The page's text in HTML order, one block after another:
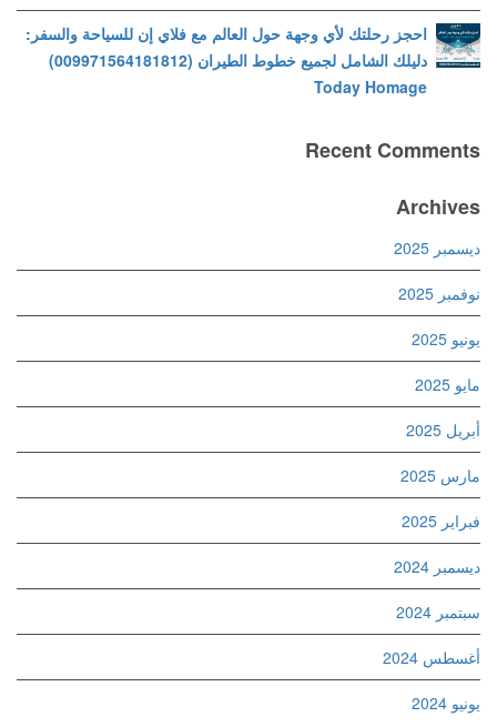
احجز رحلتك لأي وجهة حول العالم مع فلاي إن للسياحة والسفر:
دليلك الشامل لجميع خطوط الطيران (009971564181812)
Today Homage
Recent Comments
Archives
ديسمبر 2025
نوفمبر 2025
يونيو 2025
مايو 2025
أبريل 2025
مارس 2025
فبراير 2025
ديسمبر 2024
سبتمبر 2024
أغسطس 2024
يونيو 2024